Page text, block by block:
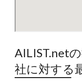
AILIST.net
社に対する